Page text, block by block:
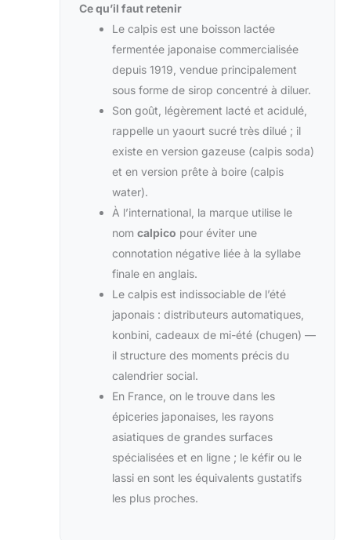
Ce qu’il faut retenir
Le calpis est une boisson lactée
fermentée japonaise commercialisée
depuis 1919, vendue principalement
sous forme de sirop concentré à diluer.
Son goût, légèrement lacté et acidulé,
rappelle un yaourt sucré très dilué ; il
existe en version gazeuse (calpis soda)
et en version prête à boire (calpis
water).
À l’international, la marque utilise le
nom calpico pour éviter une
connotation négative liée à la syllabe
finale en anglais.
Le calpis est indissociable de l’été
japonais : distributeurs automatiques,
konbini, cadeaux de mi-été (chugen) —
il structure des moments précis du
calendrier social.
En France, on le trouve dans les
épiceries japonaises, les rayons
asiatiques de grandes surfaces
spécialisées et en ligne ; le kéfir ou le
lassi en sont les équivalents gustatifs
les plus proches.